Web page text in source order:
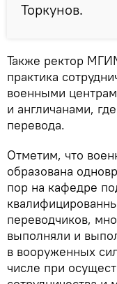
Торкунов.
Также ректор
практика
военными
и англичанами,
перевода.
Отметим, что
образована
пор на кафедре
переводчиков,
выполняли и
в вооруженных
числе при